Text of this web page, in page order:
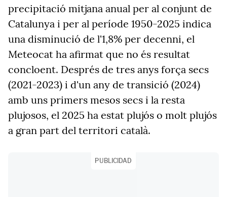
precipitació mitjana anual per al conjunt de
Catalunya i per al període 1950-2025 indica
una disminució de l'1,8% per decenni, el
Meteocat ha afirmat que no és resultat
concloent. Després de tres anys força secs
(2021-2023) i d'un any de transició (2024)
amb uns primers mesos secs i la resta
plujosos, el 2025 ha estat plujós o molt plujós
a gran part del territori català.
PUBLICIDAD